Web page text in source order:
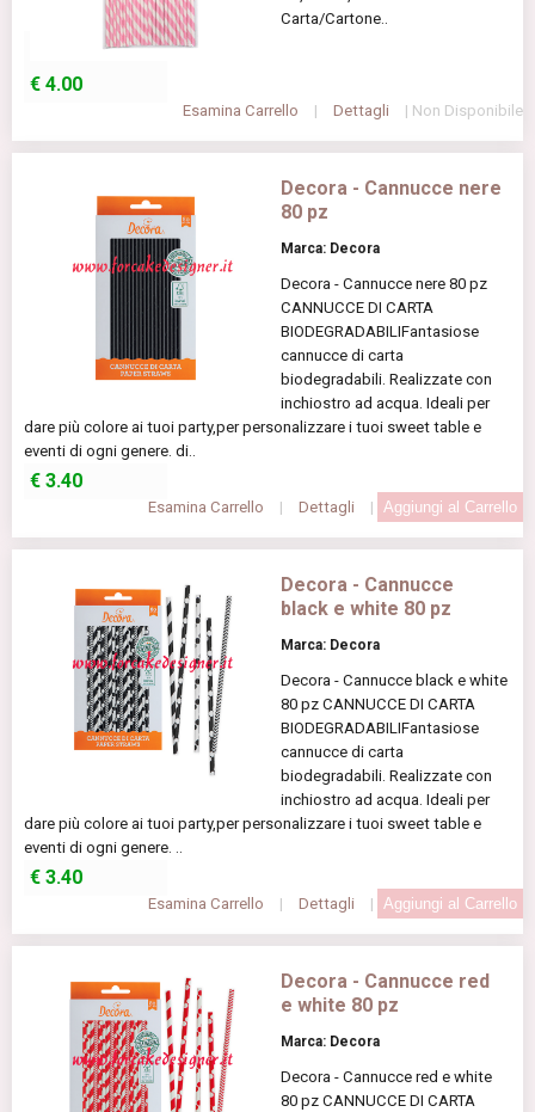
Carta/Cartone..
€ 4.00
Esamina Carrello | Dettagli | Non Disponibile
Decora - Cannucce nere
80 pz
Marca: Decora
Decora - Cannucce nere 80 pz
CANNUCCE DI CARTA
BIODEGRADABILIFantasiose
cannucce di carta
biodegradabili. Realizzate con
inchiostro ad acqua. Ideali per
dare più colore ai tuoi party,per personalizzare i tuoi sweet table e
eventi di ogni genere. di..
€ 3.40
Esamina Carrello | Dettagli |
Decora - Cannucce
black e white 80 pz
Marca: Decora
Decora - Cannucce black e white
80 pz CANNUCCE DI CARTA
BIODEGRADABILIFantasiose
cannucce di carta
biodegradabili. Realizzate con
inchiostro ad acqua. Ideali per
dare più colore ai tuoi party,per personalizzare i tuoi sweet table e
eventi di ogni genere. ..
€ 3.40
Esamina Carrello | Dettagli |
Decora - Cannucce red
e white 80 pz
Marca: Decora
Decora - Cannucce red e white
80 pz CANNUCCE DI CARTA